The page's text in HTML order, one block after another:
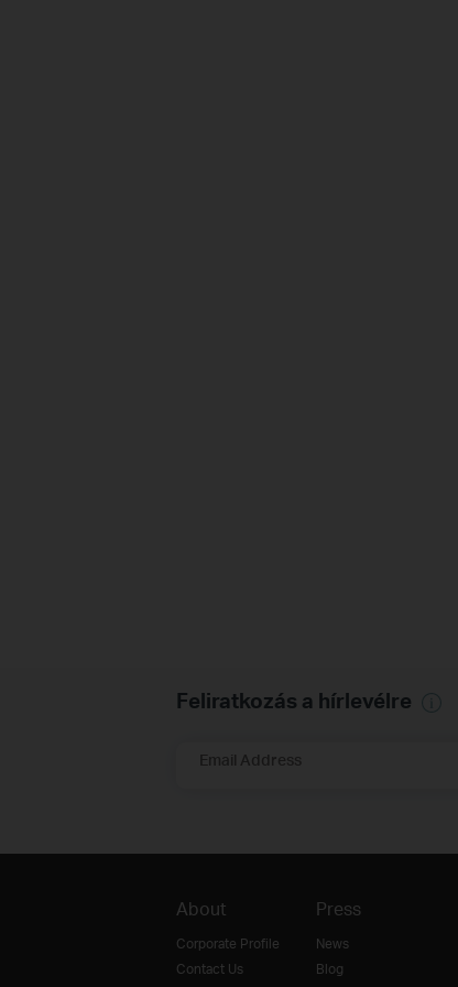
Feliratkozás a hírlevélre
Email Address
About
Corporate Profile
Contact Us
Press
News
Blog